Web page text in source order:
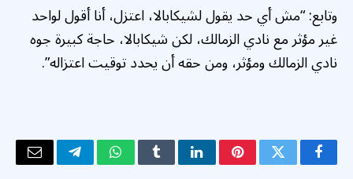
وتابع: “مش أي حد يقول لشيكابالا، اعتزل، أنا أقول لواحد
غير مؤثر مع نادي الزمالك، لكن شيكابالا، حاجة كبيرة جوه
نادي الزمالك ومؤثر، ومن حقه أن يحدد توقيت اعتزاله”.
فيسبوكتويتر بينتيريستلينكدإنTumblrواتسابتيلقرامالبريد